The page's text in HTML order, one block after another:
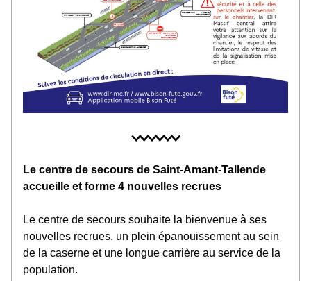
Le centre de secours de Saint-Amant-Tallende
accueille et forme 4 nouvelles recrues
Le centre de secours souhaite la bienvenue à ses
nouvelles recrues, un plein épanouissement au sein
de la caserne et une longue carrière au service de la
population.